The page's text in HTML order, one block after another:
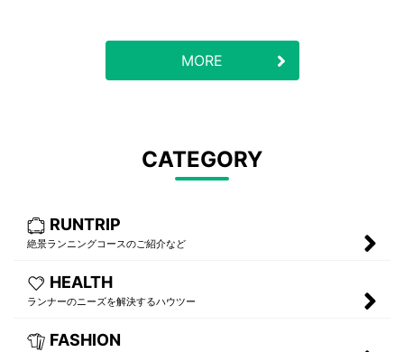
MORE
CATEGORY
RUNTRIP
絶景ランニングコースのご紹介など
HEALTH
ランナーのニーズを解決するハウツー
FASHION